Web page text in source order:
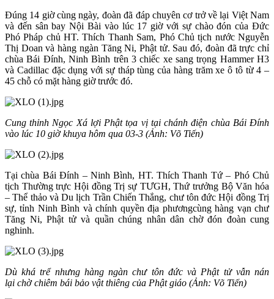
Đúng 14 giờ cùng ngày, đoàn đã đáp chuyên cơ trở về lại Việt Nam
và đến sân bay Nội Bài vào lúc 17 giờ với sự chào đón của Đức
Phó Pháp chủ HT. Thích Thanh Sam, Phó Chủ tịch nước Nguyễn
Thị Doan và hàng ngàn Tăng Ni, Phật tử. Sau đó, đoàn đã trực chỉ
chùa Bái Đính, Ninh Bình trên 3 chiếc xe sang trọng Hammer H3
và Cadillac đặc dụng với sự tháp tùng của hàng trăm xe ô tô từ 4 –
45 chỗ có mặt hàng giờ trước đó.
Cung thỉnh Ngọc Xá lợi Phật tọa vị tại chánh điện chùa Bái Đính
vào lúc 10 giờ khuya hôm qua 03-3 (Ảnh: Võ Tiến)
Tại chùa Bái Đính – Ninh Bình, HT. Thích Thanh Tứ – Phó Chủ
tịch Thường trực Hội đồng Trị sự TƯGH, Thứ trưởng Bộ Văn hóa
– Thể thảo và Du lịch Trần Chiến Thắng, chư tôn đức Hội đồng Trị
sự, tỉnh Ninh Bình và chính quyền địa phươngcùng hàng vạn chư
Tăng Ni, Phật tử và quần chúng nhân dân chờ đón đoàn cung
nghinh.
Dù khá trể nhưng hàng ngàn chư tôn đức và Phật tử vẫn nán
lại chờ chiêm bái bảo vật thiêng của Phật giáo (Ảnh: Võ Tiến)